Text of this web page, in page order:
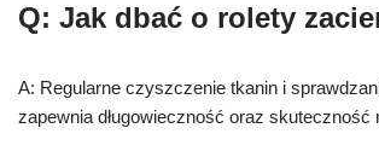
Q: Jak dbać o rolety
A: Regularne czyszczenie tkanin i
zapewnia długowieczność oraz skuteczność